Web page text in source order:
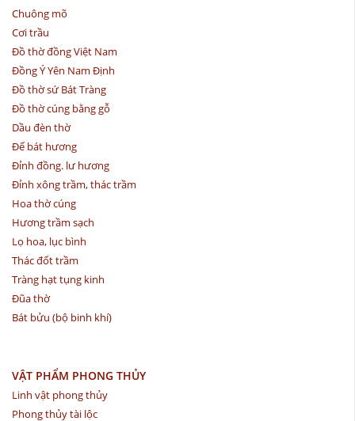
Chuông mõ
Cơi trầu
Đồ thờ đồng Việt Nam
Đồng Ý Yên Nam Định
Đồ thờ sứ Bát Tràng
Đồ thờ cúng bằng gỗ
Dầu đèn thờ
Đế bát hương
Đỉnh đồng. lư hương
Đỉnh xông trầm, thác trầm
Hoa thờ cúng
Hương trầm sạch
Lọ hoa, lục bình
Thác đốt trầm
Tràng hạt tụng kinh
Đũa thờ
Bát bửu (bộ binh khí)
VẬT PHẨM PHONG THỦY
Linh vật phong thủy
Phong thủy tài lộc